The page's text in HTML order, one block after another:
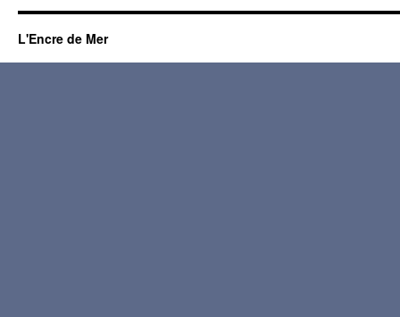
L'Encre de Mer